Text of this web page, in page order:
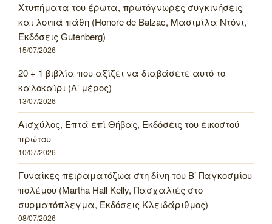
Χτυπήματα του έρωτα, πρωτόγνωρες συγκινήσεις
και λοιπά πάθη (Honore de Balzac, Μασιμίλα Ντόνι,
Εκδόσεις Gutenberg)
15/07/2026
20 + 1 βιβλία που αξίζει να διαβάσετε αυτό το
καλοκαίρι (Α’ μέρος)
13/07/2026
Αισχύλος, Επτά επί Θήβας, Εκδόσεις του εικοστού
πρώτου
10/07/2026
Γυναίκες πειραματόζωα στη δίνη του Β’ Παγκοσμίου
πολέμου (Martha Hall Kelly, Πασχαλιές στο
συρματόπλεγμα, Εκδόσεις Κλειδάριθμος)
08/07/2026